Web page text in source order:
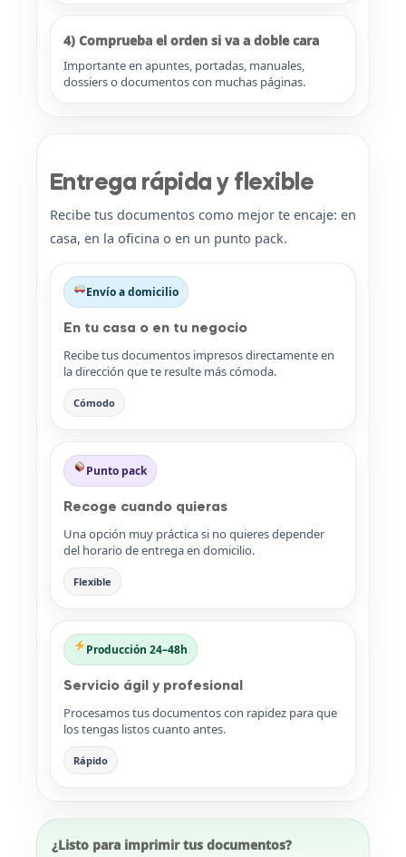
4) Comprueba el orden si va a doble cara
Importante en apuntes, portadas, manuales,
dossiers o documentos con muchas páginas.
Entrega rápida y flexible
Recibe tus documentos como mejor te encaje: en
casa, en la oficina o en un punto pack.
Envío a domicilio
En tu casa o en tu negocio
Recibe tus documentos impresos directamente en
la dirección que te resulte más cómoda.
Cómodo
Punto pack
Recoge cuando quieras
Una opción muy práctica si no quieres depender
del horario de entrega en domicilio.
Flexible
Producción 24–48h
Servicio ágil y profesional
Procesamos tus documentos con rapidez para que
los tengas listos cuanto antes.
Rápido
¿Listo para imprimir tus documentos?